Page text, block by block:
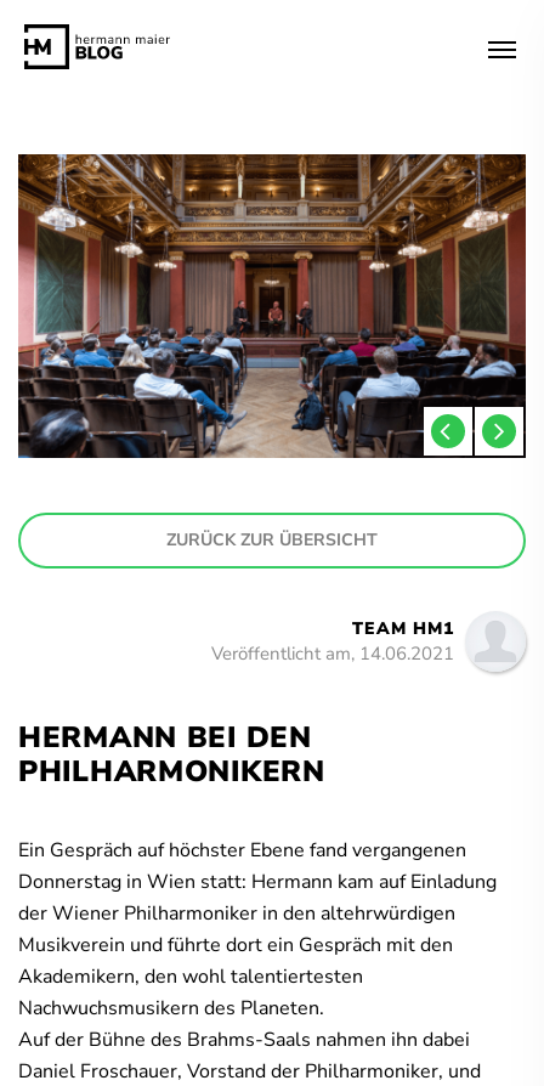
ZURÜCK ZUR ÜBERSICHT
TEAM HM1
Veröffentlicht am, 14.06.2021
HERMANN BEI DEN
PHILHARMONIKERN
Ein Gespräch auf höchster Ebene fand vergangenen
Donnerstag in Wien statt: Hermann kam auf Einladung
der Wiener Philharmoniker in den altehrwürdigen
Musikverein und führte dort ein Gespräch mit den
Akademikern, den wohl talentiertesten
Nachwuchsmusikern des Planeten.
Auf der Bühne des Brahms-Saals nahmen ihn dabei
Daniel Froschauer, Vorstand der Philharmoniker, und